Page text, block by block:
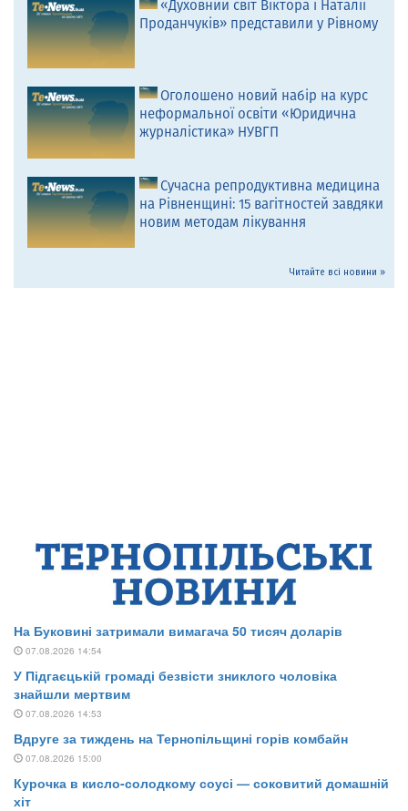
«Духовний світ Віктора і Наталії
Проданчуків» представили у Рівному
Оголошено новий набір на курс
неформальної освіти «Юридична
журналістика» НУВГП
Сучасна репродуктивна медицина
на Рівненщині: 15 вагітностей завдяки
новим методам лікування
Читайте всі новини »